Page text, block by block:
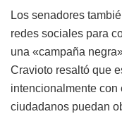
Los senadores
redes sociales para
una «campaña
Cravioto resaltó que
intencionalmente
ciudadanos puedan